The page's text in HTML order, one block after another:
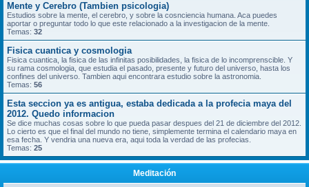
Mente y Cerebro (Tambien psicologia)
Estudios sobre la mente, el cerebro, y sobre la cosnciencia humana. Aca puedes
aportar o preguntar todo lo que este relacionado a la investigacion de la mente.
Temas: 32
Fisica cuantica y cosmologia
Fisica cuantica, la fisica de las infinitas posibilidades, la fisica de lo incomprenscible. Y
su rama cosmologia, que estudia el pasado, presente y futuro del universo, hasta los
confines del universo. Tambien aqui encontrara estudio sobre la astronomia.
Temas: 56
Esta seccion ya es antigua, estaba dedicada a la profecia maya del
2012. Quedo informacion
Se dice muchas cosas sobre lo que pueda pasar despues del 21 de diciembre del 2012.
Lo cierto es que el final del mundo no tiene, simplemente termina el calendario maya en
esa fecha. Y vendria una nueva era, aqui toda la verdad de las profecias.
Temas: 25
Meditación